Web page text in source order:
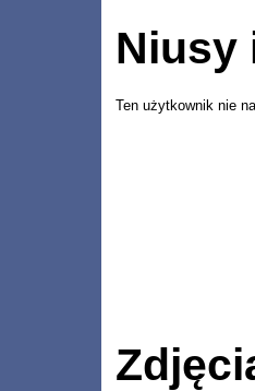
Niusy
Ten użytkownik nie